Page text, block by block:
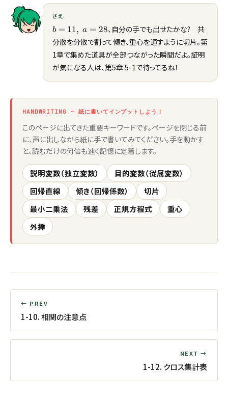
さえ
b=11,\
a=28
b = 11, a = 28、自分の手でも出せたかな? 共
分散を分散で割って傾き、重心を通すように切片。第
1章で集めた道具が全部つながった瞬間だよ。証明
が気になる人は、第5章 5-1で待ってるね！
HANDWRITING — 紙に書いてインプットしよう！
このページに出てきた重要キーワードです。ページを閉じる前
に、声に出しながら紙に手で書いてみてください。手を動かす
と、読むだけの何倍も速く記憶に定着します。
説明変数（独立変数）
目的変数（従属変数）
回帰直線
傾き（回帰係数）
切片
最小二乗法
残差 正規方程式
重心
外挿
← PREV
1-10. 相関の注意点
NEXT →
1-12. クロス集計表